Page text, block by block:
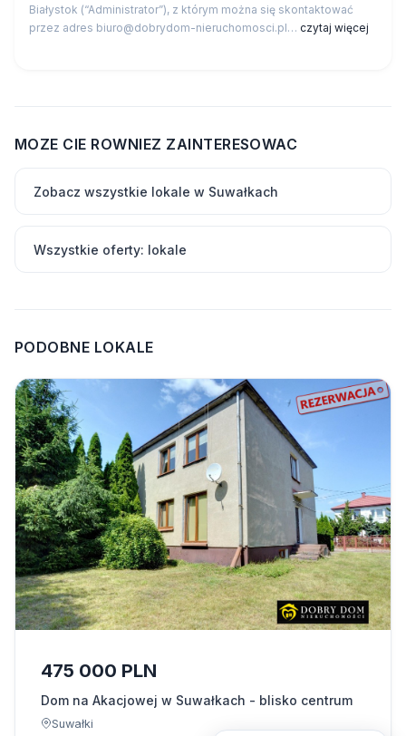
Białystok (“Administrator”), z którym można się skontaktować
przez adres biuro@dobrydom-nieruchomosci.pl… czytaj więcej
MOZE CIE ROWNIEZ ZAINTERESOWAC
Zobacz wszystkie lokale w Suwałkach
Wszystkie oferty: lokale
PODOBNE LOKALE
475 000 PLN
Dom na Akacjowej w Suwałkach - blisko centrum
Suwałki